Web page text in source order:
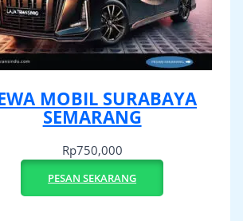
MOBIL SURABAYA
SEMARANG
Rp750,000
PESAN SEKARANG